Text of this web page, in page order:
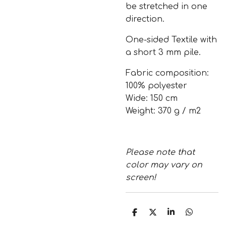
be stretched in one
direction.
One-sided Textile with
a short 3 mm pile.
Fabric composition:
100% polyester
Wide: 150 cm
Weight: 370 g / m2
Please note that
color may vary on
screen!
T
T
T
T